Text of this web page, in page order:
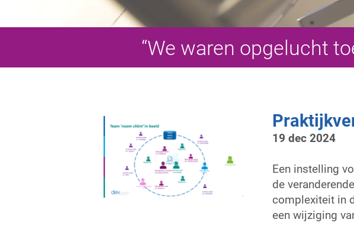
“We waren opgelucht
19 dec 2024
Een instelling
de
complexiteit in
een wijziging